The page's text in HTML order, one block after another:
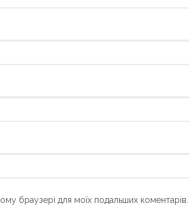
браузері для моїх подальших коментарів.